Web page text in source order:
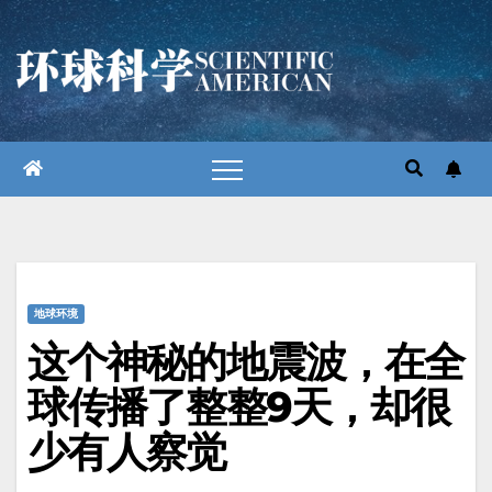
跳
至
内
容
地球环境
这个神秘的地震波，在全
球传播了整整9天，却很
少有人察觉